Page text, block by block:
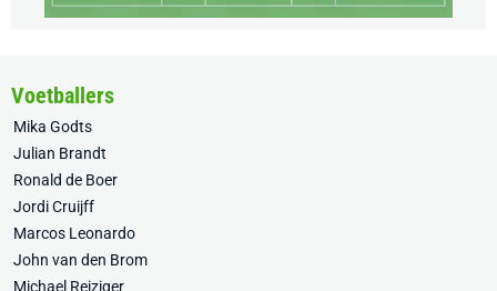
Voetballers
Mika Godts
Julian Brandt
Ronald de Boer
Jordi Cruijff
Marcos Leonardo
John van den Brom
Michael Reiziger